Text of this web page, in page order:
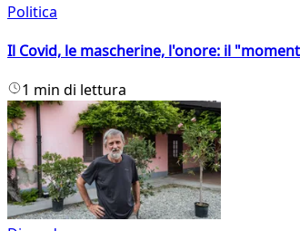
Politica
Il Covid, le mascherine, l'onore: il
1 min di lettura